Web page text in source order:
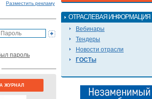
Разместить рекламу
пароль
ЖУРНАЛ
ОТРАСЛЕВАЯ ИНФОРМАЦИЯ
Вебинары
Тендеры
Новости отрасли
ГОСТы